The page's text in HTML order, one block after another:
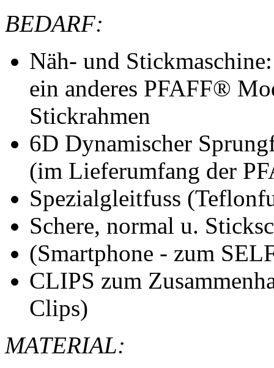
BEDARF:
Näh- und
ein anderes PFAFF®
Stickrahmen
6D Dynamischer
(im Lieferumfang der
Spezialgleitfuss
Schere, normal u.
(Smartphone - zum
CLIPS zum
Clips)
MATERIAL: